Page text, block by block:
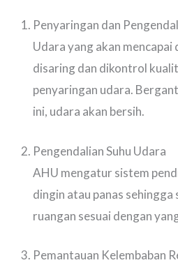
Penyaringan dan
Udara yang akan mencapai
disaring dan dikontrol
penyaringan udara.
ini, udara akan bersih.
Pengendalian Suhu Udara
AHU mengatur sistem
dingin atau panas
ruangan sesuai dengan
Pemantauan Kelembaban